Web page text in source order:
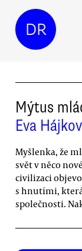
DR
Mýtus
Eva
Myšlenka, že
svět v něco
civilizaci
s hnutími,
společnosti.